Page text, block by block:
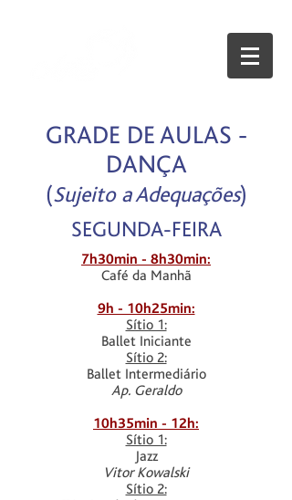
GRADE DE AULAS -
DANÇA
(Sujeito a Adequações)
SEGUNDA-FEIRA
7h30min - 8h30min:
Café da Manhã
9h - 10h25min:
Sítio 1:
Ballet Iniciante
Sítio 2:
Ballet Intermediário
Ap. Geraldo
10h35min - 12h:
Sítio 1:
Jazz
Vitor Kowalski
Sítio 2: